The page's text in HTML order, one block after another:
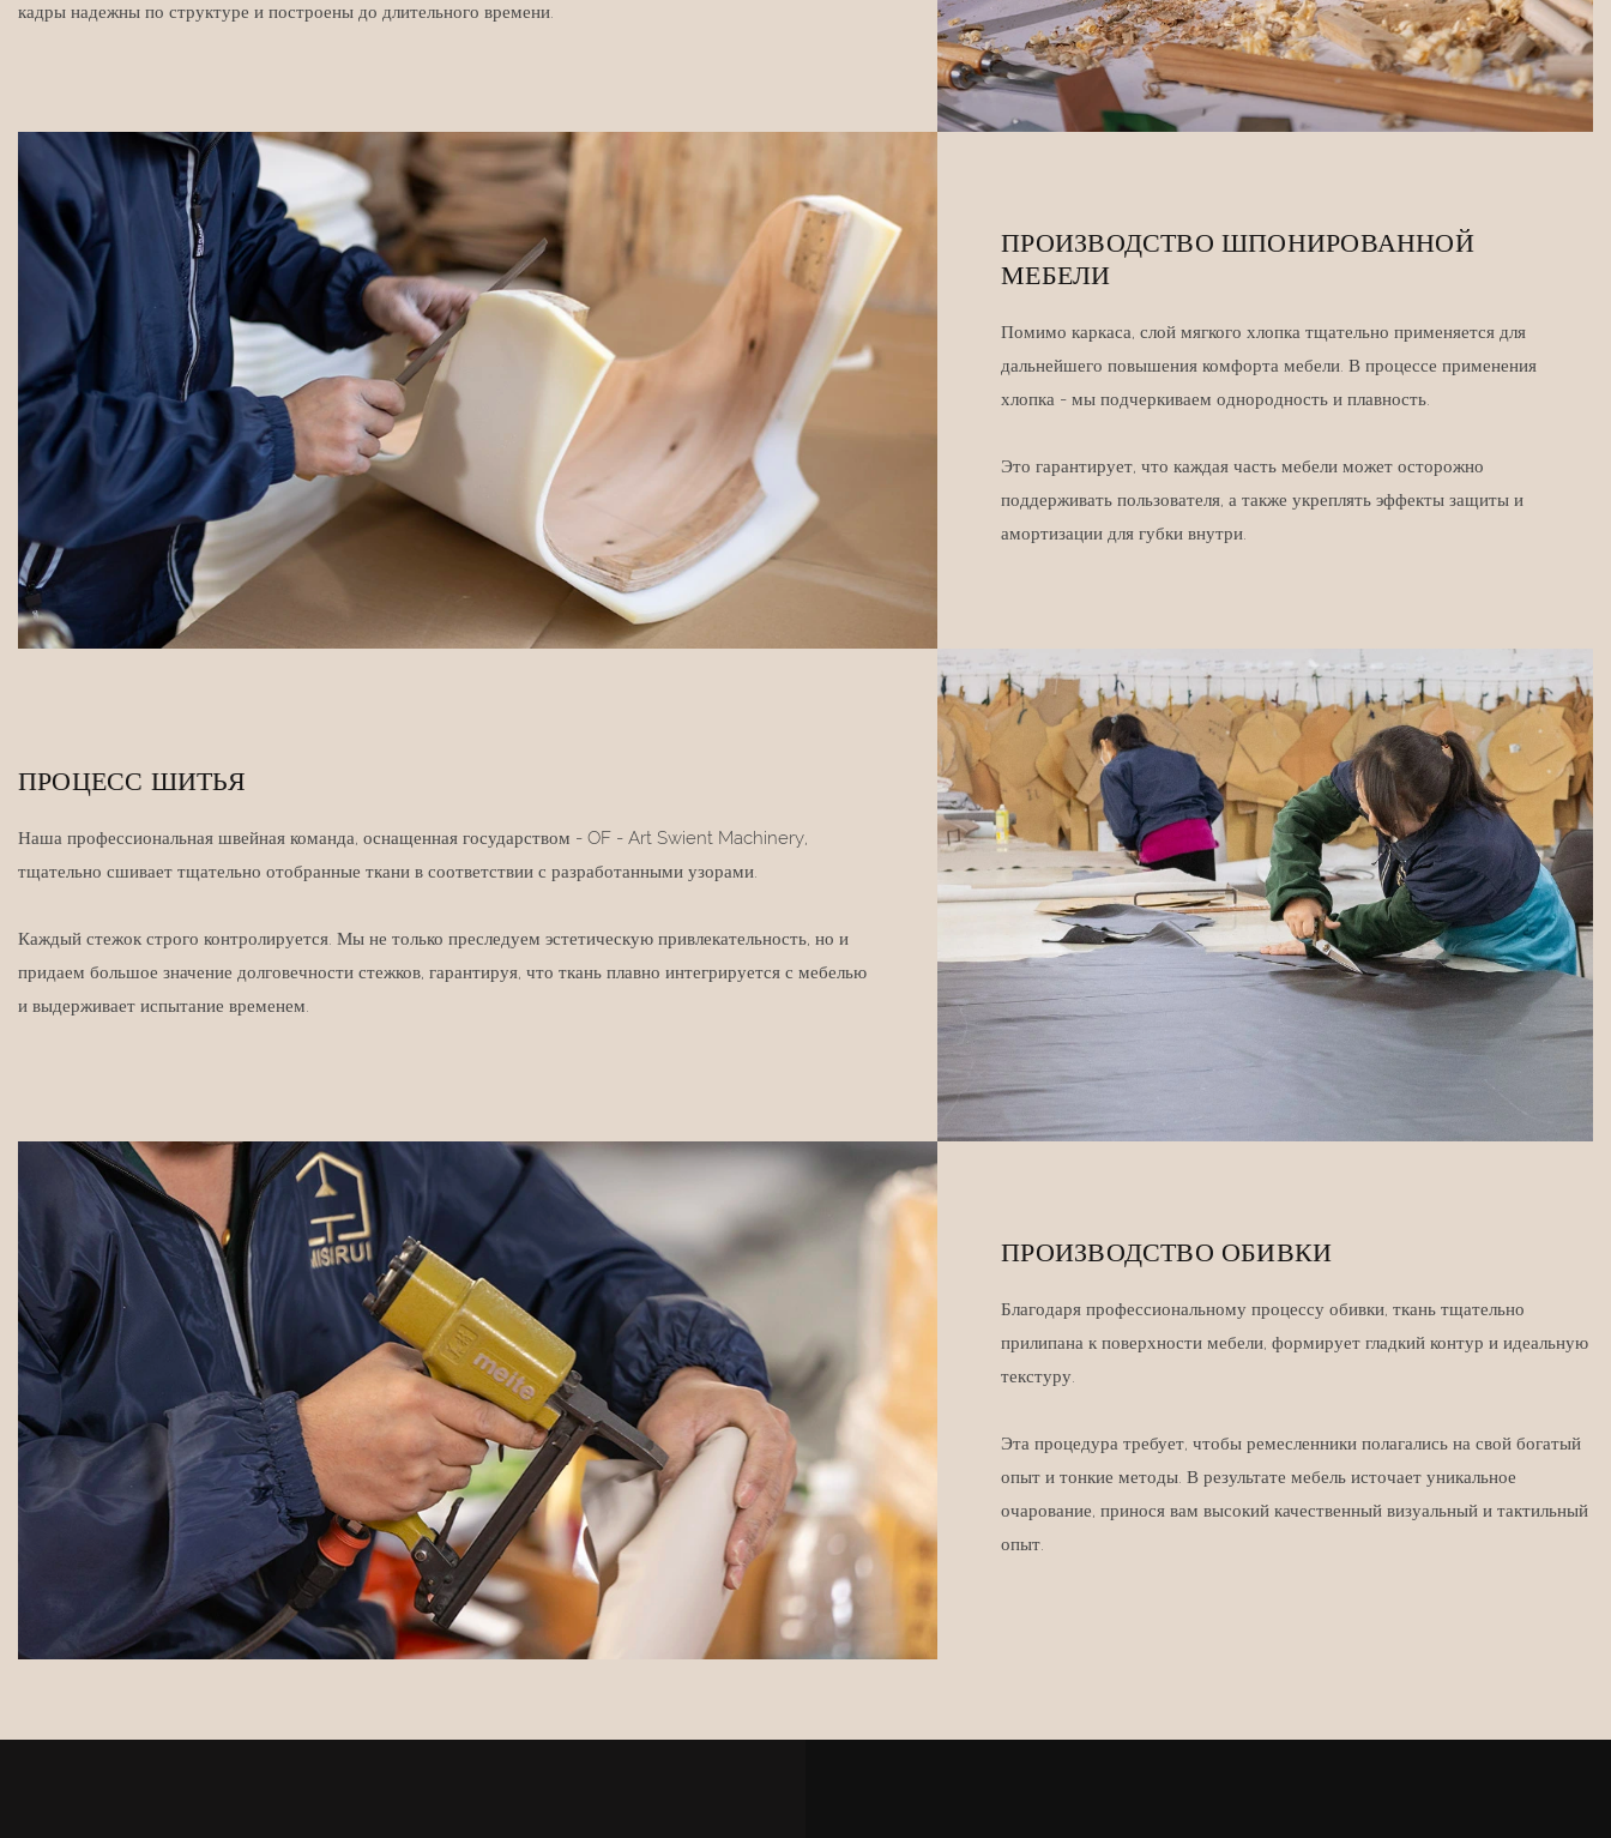
кадры надежны по структуре и построены до длительного времени.
ПРОИЗВОДСТВО ШПОНИРОВАННОЙ
МЕБЕЛИ
Помимо каркаса, слой мягкого хлопка тщательно применяется для
дальнейшего повышения комфорта мебели. В процессе применения
хлопка - мы подчеркиваем однородность и плавность.
Это гарантирует, что каждая часть мебели может осторожно
поддерживать пользователя, а также укреплять эффекты защиты и
амортизации для губки внутри.
ПРОЦЕСС ШИТЬЯ
Наша профессиональная швейная команда, оснащенная государством - OF - Art Swient Machinery,
тщательно сшивает тщательно отобранные ткани в соответствии с разработанными узорами.
Каждый стежок строго контролируется. Мы не только преследуем эстетическую привлекательность, но и
придаем большое значение долговечности стежков, гарантируя, что ткань плавно интегрируется с мебелью
и выдерживает испытание временем.
ПРОИЗВОДСТВО ОБИВКИ
Благодаря профессиональному процессу обивки, ткань тщательно
прилипана к поверхности мебели, формирует гладкий контур и идеальную
текстуру.
Эта процедура требует, чтобы ремесленники полагались на свой богатый
опыт и тонкие методы. В результате мебель источает уникальное
очарование, принося вам высокий качественный визуальный и тактильный
опыт.